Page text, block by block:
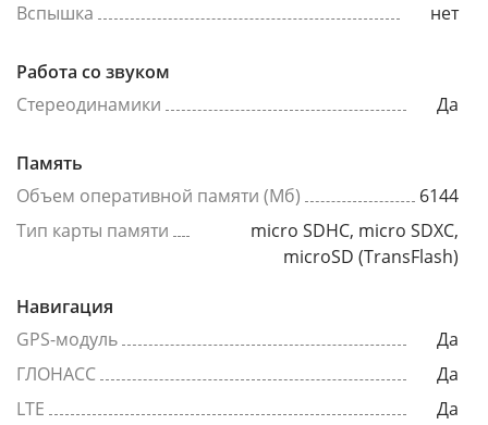
Вспышка
нет
Работа со звуком
Стереодинамики
Да
Память
Объем оперативной памяти (Мб)
6144
Тип карты памяти
micro SDHC, micro SDXC,
microSD (TransFlash)
Навигация
GPS-модуль
Да
ГЛОНАСС
Да
LTE
Да